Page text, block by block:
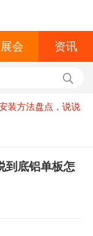
展会 资讯
装方法盘点，说说
到底铝单板怎